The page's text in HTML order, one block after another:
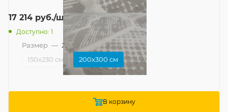
17 214 руб./шт
Доступно: 1
Размер — 200x300 см
150x230 см
200x300 см
В корзину